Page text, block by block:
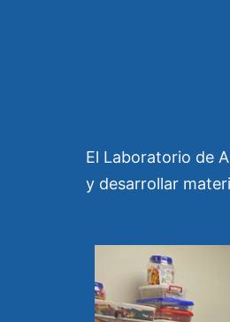
El Laboratorio de
y desarrollar